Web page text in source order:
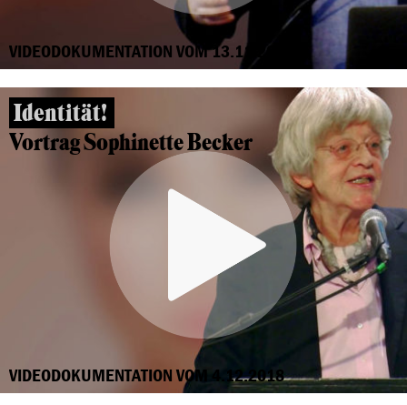
VIDEODOKUMENTATION VOM 13.11.2018
Identität!
Vortrag Sophinette Becker
VIDEODOKUMENTATION VOM 4.12.2018